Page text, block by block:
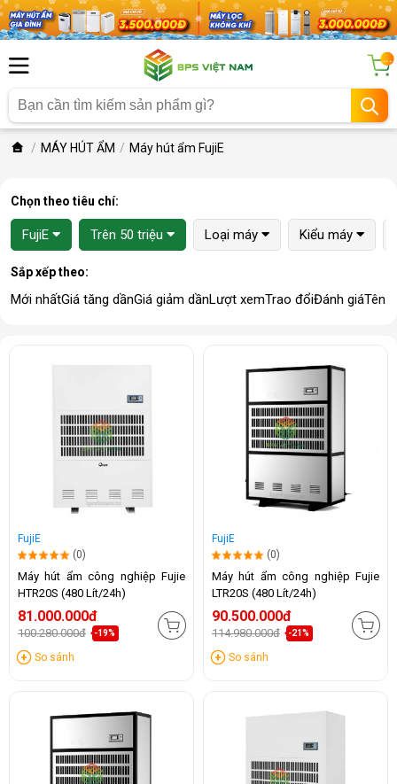
...
MÁY HÚT ẨM Máy hút ẩm FujiE
Chọn theo tiêu chí:
FujiE Trên 50 triệu Loại máy Kiểu máy
Sắp xếp theo:
Mới nhấtGiá tăng dầnGiá giảm dầnLượt xemTrao đổiĐánh giáTên
FujiE
(0)
Máy hút ẩm công nghiệp Fujie
HTR20S (480 Lít/24h)
81.000.000đ
100.280.000đ -19%
So sánh
FujiE
(0)
Máy hút ẩm công nghiệp Fujie
LTR20S (480 Lít/24h)
90.500.000đ
114.980.000đ -21%
So sánh